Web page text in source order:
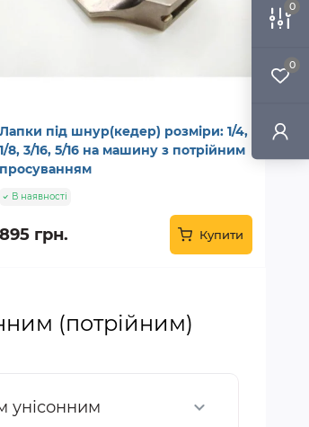
0
0
Лапки під шнур(кедер) розміри: 1/4,
1/8, 3/16, 5/16 на машину з потрійним
просуванням
В наявності
895 грн. Купити
(потрійним)
унісонним